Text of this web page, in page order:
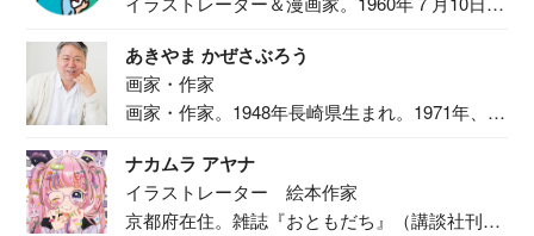
あきやま かぜさぶろう
画家・作家
画家・作家。1948年長崎県生まれ。1971年、
ナカムラ アヤナ
イラストレーター 絵本作家
京都府在住。雑誌『おともだち』（講談社刊）